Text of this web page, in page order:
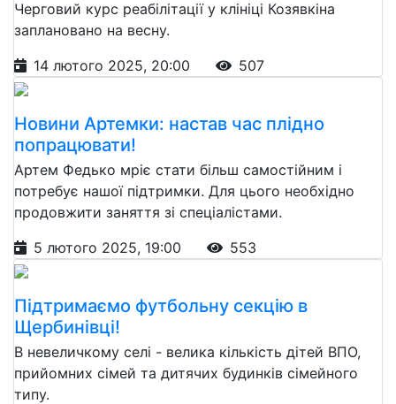
Черговий курс реабілітації у клініці Козявкіна
заплановано на весну.
14 лютого 2025, 20:00
507
Новини Артемки: настав час плідно
попрацювати!
Артем Федько мріє стати більш самостійним і
потребує нашої підтримки. Для цього необхідно
продовжити заняття зі спеціалістами.
5 лютого 2025, 19:00
553
Підтримаємо футбольну секцію в
Щербинівці!
В невеличкому селі - велика кількість дітей ВПО,
прийомних сімей та дитячих будинків сімейного
типу.